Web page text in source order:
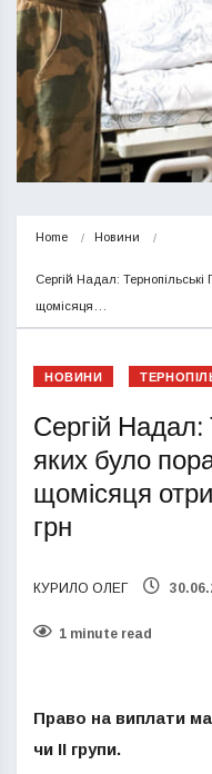
Home Новини
Сергій Надал:
щомісяця…
НОВИНИ
Сергій Надал:
яких було
щомісяця
грн
КУРИЛО ОЛЕГ
1 minute read
Право на виплати
чи ІІ групи.